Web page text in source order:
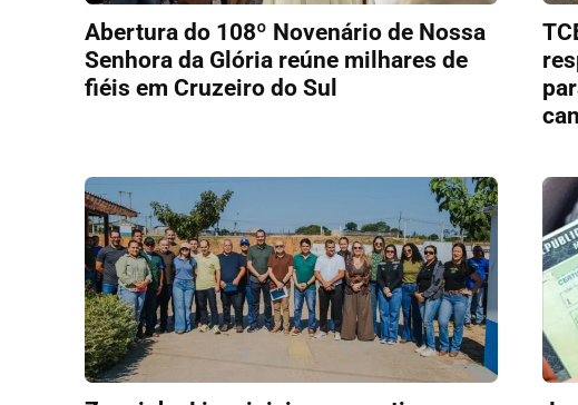
Abertura do 108º Novenário de Nossa
Senhora da Glória reúne milhares de
fiéis em Cruzeiro do Sul